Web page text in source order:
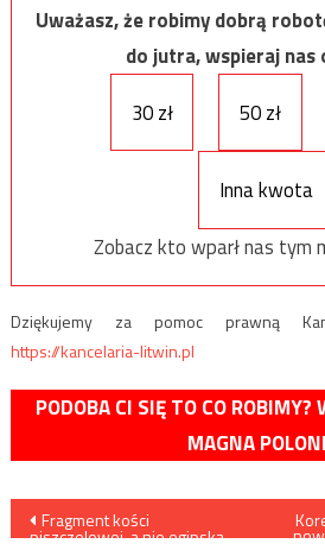
Uważasz, że robimy dobrą
do jutra, wspieraj nas
30 zł
50 zł
Inna kwota
Zobacz kto wparł nas tym
Dziękujemy za pomoc prawną
https://kancelaria-litwin.pl
PODOBA CI SIĘ TO CO ROBIMY?
MAGNA
Nawigacja
Fragment kości
piszczelowej, a nie egipską